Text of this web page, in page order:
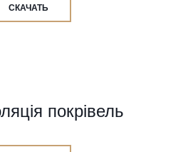
СКАЧАТЬ
покрівель